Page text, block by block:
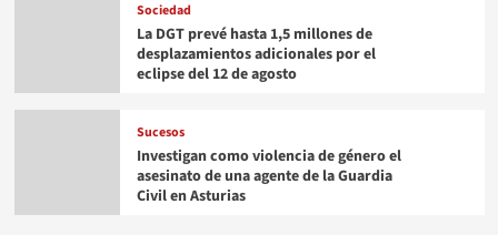
Sociedad
La DGT prevé hasta 1,5 millones de
desplazamientos adicionales por el
eclipse del 12 de agosto
Sucesos
Investigan como violencia de género el
asesinato de una agente de la Guardia
Civil en Asturias